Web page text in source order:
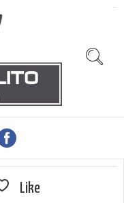
Like